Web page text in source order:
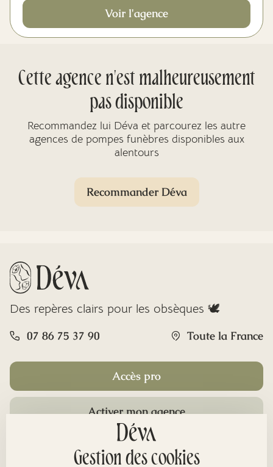
Voir l'agence
Cette agence n'est malheureusement
pas disponible
Recommandez lui Déva et parcourez les autre
agences de pompes funèbres disponibles aux
alentours
Recommander Déva
Des repères clairs pour les obsèques 🕊️
07 86 75 37 90 Toute la France
Accès pro
Activer mon agence
Gestion des cookies